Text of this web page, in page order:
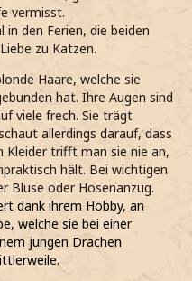
vermisst.
den Ferien, die beiden
zu Katzen.
Haare, welche sie
hat. Ihre Augen sind
viele frech. Sie trägt
allerdings darauf, dass
Kleider trifft man sie nie an,
hält. Bei wichtigen
Bluse oder Hosenanzug.
dank ihrem Hobby, an
welche sie bei einer
jungen Drachen